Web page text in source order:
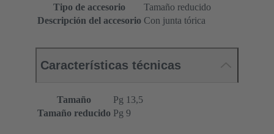
Tipo de accesorio
Tamaño reducido
Descripción del accesorio Con junta tórica
Características técnicas
Tamaño
Pg 13,5
Tamaño reducido Pg 9